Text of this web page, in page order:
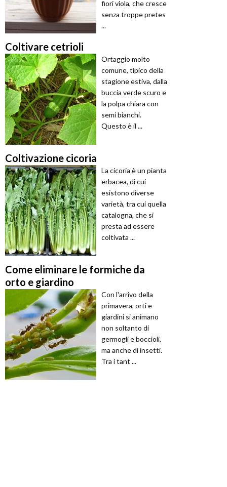
fiori viola, che cresce
senza troppe pretes
...
Coltivare cetrioli
Ortaggio molto
comune, tipico della
stagione estiva, dalla
buccia verde scuro e
la polpa chiara con
semi bianchi.
Questo è il ...
Coltivazione cicoria
La cicoria è un pianta
erbacea, di cui
esistono diverse
varietà, tra cui quella
catalogna, che si
presta ad essere
coltivata ...
Come eliminare le formiche da
orto e giardino
Con l'arrivo della
primavera, orti e
giardini si animano
non soltanto di
germogli e boccioli,
ma anche di insetti.
Tra i tant ...